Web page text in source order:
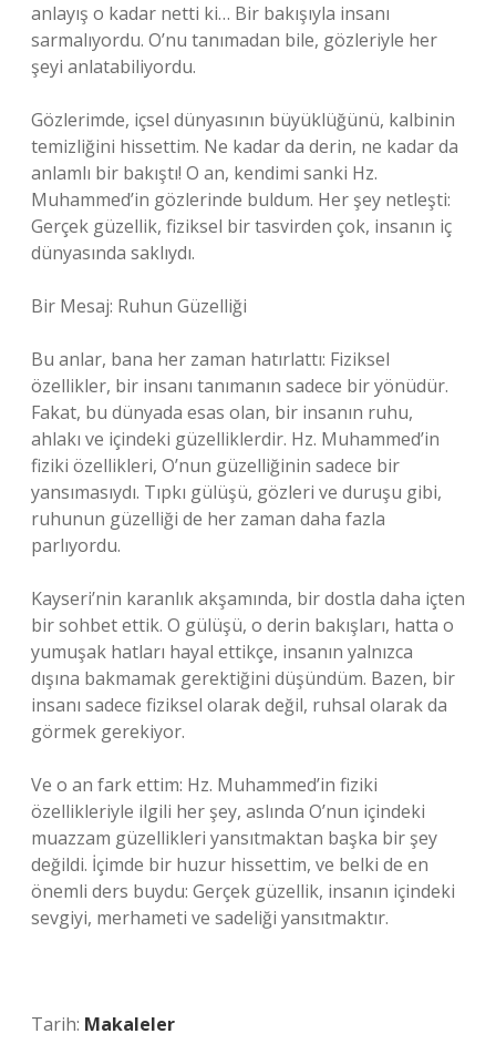
anlayış o kadar netti ki… Bir bakışıyla insanı
sarmalıyordu. O’nu tanımadan bile, gözleriyle her
şeyi anlatabiliyordu.
Gözlerimde, içsel dünyasının büyüklüğünü, kalbinin
temizliğini hissettim. Ne kadar da derin, ne kadar da
anlamlı bir bakıştı! O an, kendimi sanki Hz.
Muhammed’in gözlerinde buldum. Her şey netleşti:
Gerçek güzellik, fiziksel bir tasvirden çok, insanın iç
dünyasında saklıydı.
Bir Mesaj: Ruhun Güzelliği
Bu anlar, bana her zaman hatırlattı: Fiziksel
özellikler, bir insanı tanımanın sadece bir yönüdür.
Fakat, bu dünyada esas olan, bir insanın ruhu,
ahlakı ve içindeki güzelliklerdir. Hz. Muhammed’in
fiziki özellikleri, O’nun güzelliğinin sadece bir
yansımasıydı. Tıpkı gülüşü, gözleri ve duruşu gibi,
ruhunun güzelliği de her zaman daha fazla
parlıyordu.
Kayseri’nin karanlık akşamında, bir dostla daha içten
bir sohbet ettik. O gülüşü, o derin bakışları, hatta o
yumuşak hatları hayal ettikçe, insanın yalnızca
dışına bakmamak gerektiğini düşündüm. Bazen, bir
insanı sadece fiziksel olarak değil, ruhsal olarak da
görmek gerekiyor.
Ve o an fark ettim: Hz. Muhammed’in fiziki
özellikleriyle ilgili her şey, aslında O’nun içindeki
muazzam güzellikleri yansıtmaktan başka bir şey
değildi. İçimde bir huzur hissettim, ve belki de en
önemli ders buydu: Gerçek güzellik, insanın içindeki
sevgiyi, merhameti ve sadeliği yansıtmaktır.
Tarih: Makaleler